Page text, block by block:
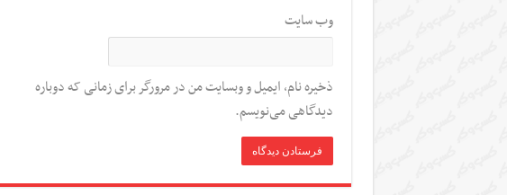
وب‌ سایت
ذخیره نام، ایمیل و وبسایت من در مرورگر برای زمانی که دوباره
دیدگاهی می‌نویسم.